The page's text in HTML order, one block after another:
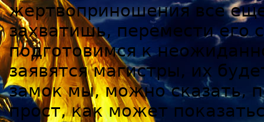
жертвоприношения все
захватишь, перемести его
подготовимся к
заявятся магистры, их
замок мы, можно сказать,
прост, как может